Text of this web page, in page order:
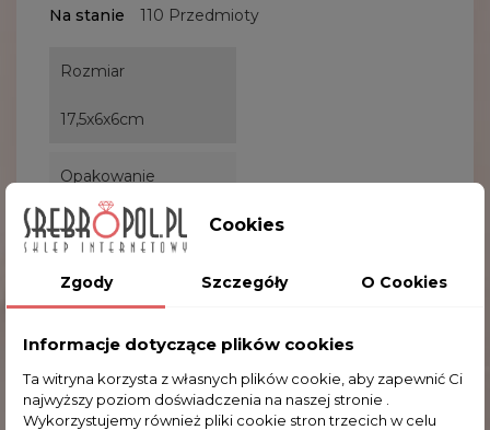
Na stanie
110 Przedmioty
Rozmiar
17,5x6x6cm
Opakowanie
kolorowy kartonik
Waga
Cookies
Zgody Szczegóły O Cookies
Informacje dotyczące plików cookies
Ta witryna korzysta z własnych plików cookie, aby zapewnić Ci
najwyższy poziom doświadczenia na naszej stronie .
Wykorzystujemy również pliki cookie stron trzecich w celu